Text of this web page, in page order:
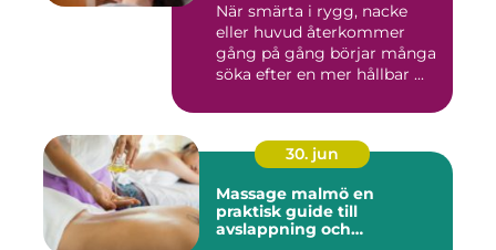
När smärta i rygg, nacke
eller huvud återkommer
gång på gång börjar många
söka efter en mer hållbar ...
30. jun
Massage malmö en
praktisk guide till
avslappning och